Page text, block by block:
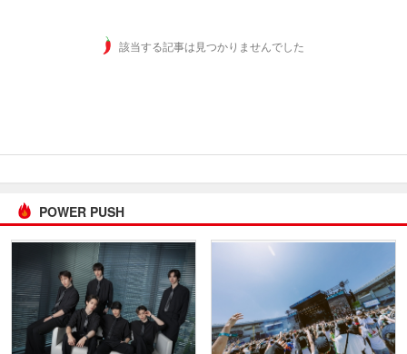
該当する記事は見つかりませんでした
POWER PUSH